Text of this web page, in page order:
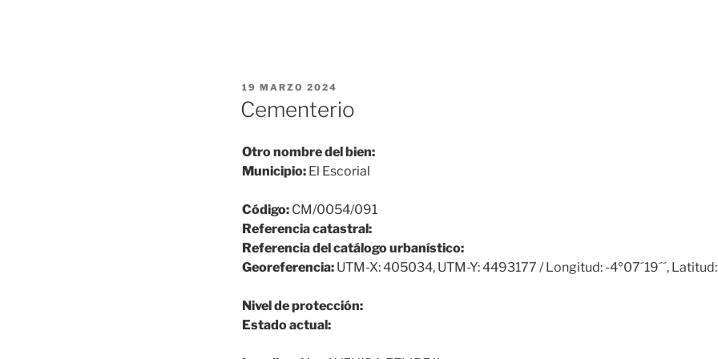
PUBLICADO
EL
19 MARZO 2024
Cementerio
Otro nombre del bien:
Municipio: El Escorial
Código: CM/0054/091
Referencia catastral:
Referencia del catálogo urbanístico:
Georeferencia: UTM-X: 405034, UTM-Y: 4493177 / Longitud: -4º07´19´´, Latitud:
Nivel de protección:
Estado actual: